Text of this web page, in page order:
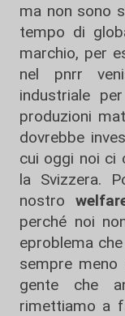
ma non sono
tempo di
marchio, per
nel pnrr
industriale
produzioni
dovrebbe
cui oggi noi ci
la Svizzera.
nostro
perché noi
eproblema
sempre
gente che
rimettiamo a